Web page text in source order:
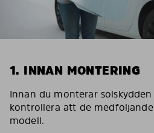
1. INNAN MONTERING
Innan du monterar
kontrollera att de
modell.